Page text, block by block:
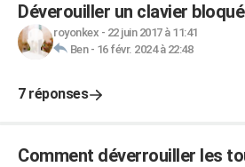
Déverouiller un clavier bloqué
royonkex - 22 juin 2017 à 11:41
Ben- 16 févr. 2024 à 22:48
7 réponses
Comment déverrouiller les